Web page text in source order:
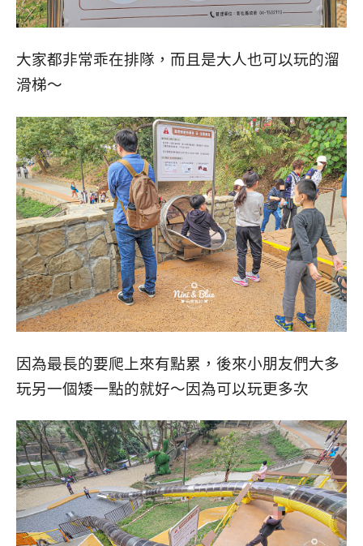
大家都非常乖在排隊，而且是大人也可以玩的溜
滑梯～
因為最長的要爬上來有點累，後來小朋友們大多
玩另一個矮一點的就好～因為可以玩更多次